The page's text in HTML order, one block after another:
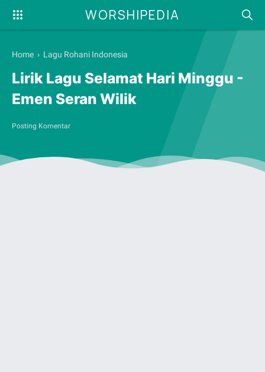
WORSHIPEDIA
Home › Lagu Rohani Indonesia
Lirik Lagu Selamat Hari Minggu -
Emen Seran Wilik
Posting Komentar